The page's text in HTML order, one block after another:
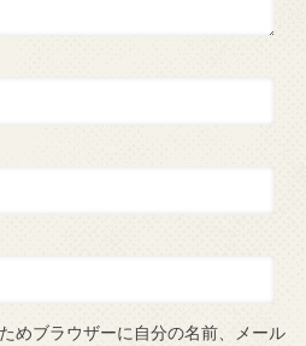
めブラウザーに自分の名前、メール